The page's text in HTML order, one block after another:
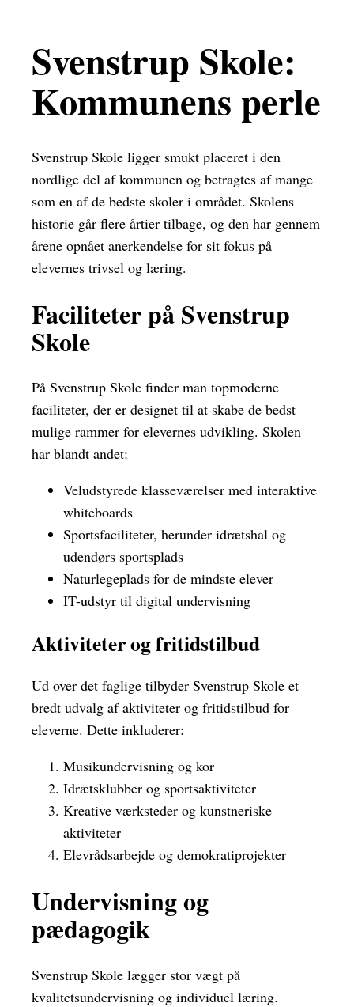
Svenstrup Skole:
Kommunens perle
Svenstrup Skole ligger smukt placeret i den
nordlige del af kommunen og betragtes af mange
som en af de bedste skoler i området. Skolens
historie går flere årtier tilbage, og den har gennem
årene opnået anerkendelse for sit fokus på
elevernes trivsel og læring.
Faciliteter på Svenstrup
Skole
På Svenstrup Skole finder man topmoderne
faciliteter, der er designet til at skabe de bedst
mulige rammer for elevernes udvikling. Skolen
har blandt andet:
Veludstyrede klasseværelser med interaktive
whiteboards
Sportsfaciliteter, herunder idrætshal og
udendørs sportsplads
Naturlegeplads for de mindste elever
IT-udstyr til digital undervisning
Aktiviteter og fritidstilbud
Ud over det faglige tilbyder Svenstrup Skole et
bredt udvalg af aktiviteter og fritidstilbud for
eleverne. Dette inkluderer:
Musikundervisning og kor
Idrætsklubber og sportsaktiviteter
Kreative værksteder og kunstneriske
aktiviteter
Elevrådsarbejde og demokratiprojekter
Undervisning og
pædagogik
Svenstrup Skole lægger stor vægt på
kvalitetsundervisning og individuel læring.